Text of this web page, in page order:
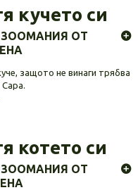
кучето си
ОТ
защото не винаги трябва
котето си
ОТ